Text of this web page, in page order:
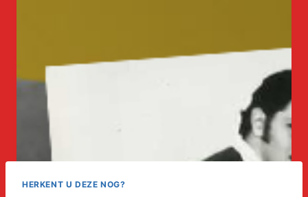
HERKENT U DEZE NOG?